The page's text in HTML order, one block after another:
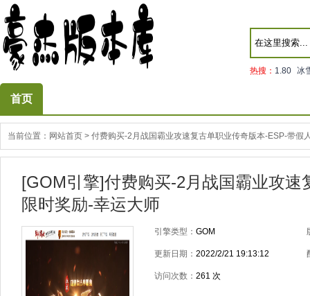
热搜： 1.80 冰
首页
当前位置： 网站首页 > 付费购买-2月战国霸业攻速复古单职业传奇版本-ESP-带假
[GOM引擎]付费购买-2月战国霸业攻
限时奖励-幸运大师
引擎类型： GOM
更新日期： 2022/2/21 19:13:12
访问次数： 261 次